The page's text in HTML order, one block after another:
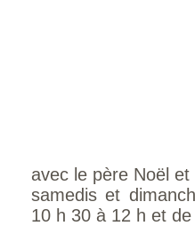
avec le père Noël
samedis et
10 h 30 à 12 h et